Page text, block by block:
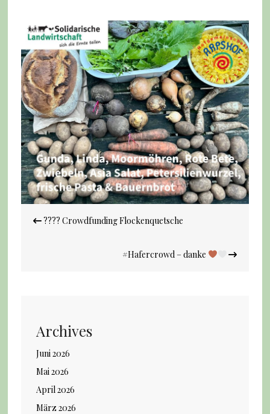
Navigation
???? Crowdfunding Flockenquetsche
#Hafercrowd – danke
Archives
Juni 2026
Mai 2026
April 2026
März 2026